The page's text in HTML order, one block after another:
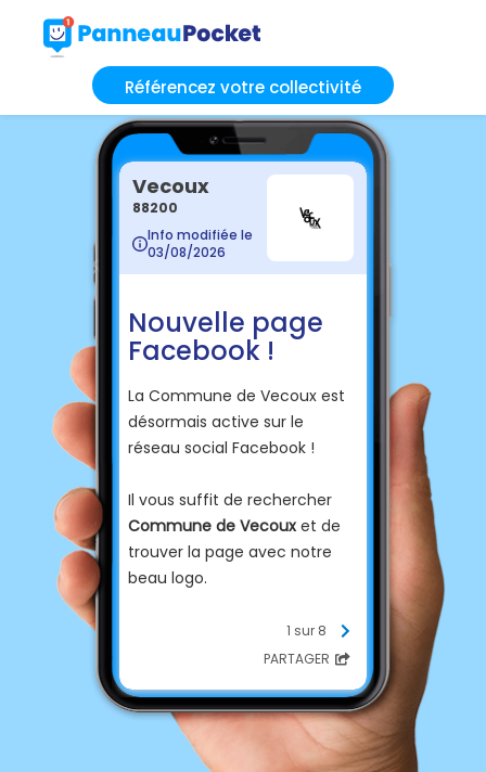
Référencez votre collectivité
Vecoux
88200
Info modifiée le
03/08/2026
Nouvelle page
Facebook !
La Commune de Vecoux est
désormais active sur le
réseau social Facebook !
Il vous suffit de rechercher
Commune de Vecoux et de
trouver la page avec notre
beau logo.
Vous y trouverez toutes les
informations qui concernent
N'hésitez pas à vous abonner
pour ne rien rater.
1 sur 8
PARTAGER